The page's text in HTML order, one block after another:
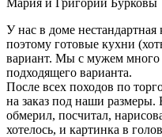
У нас в доме нестандартная
поэтому готовые кухни
вариант. Мы с мужем
подходящего варианта.
После всех походов по
на заказ под наши
обмерил, посчитал,
хотелось, и картинка в